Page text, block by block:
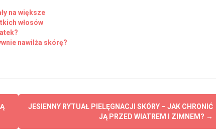
na większe
włosów
nawilża skórę?
JESIENNY RYTUAŁ PIELĘGNACJI SKÓRY – JAK CHRONIĆ
JĄ PRZED WIATREM I ZIMNEM? →